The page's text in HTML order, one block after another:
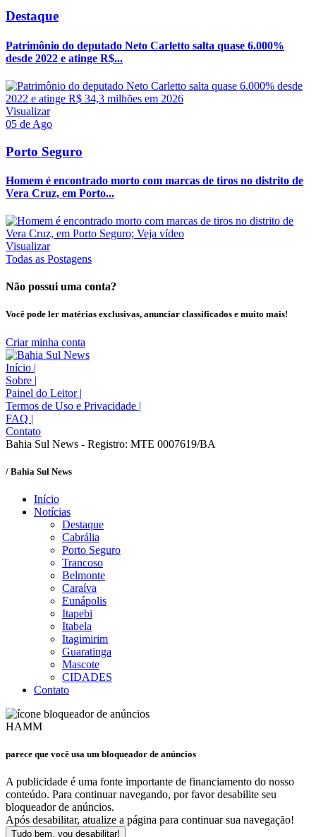
Destaque
Patrimônio do deputado Neto Carletto salta quase 6.000%
desde 2022 e atinge R$...
Visualizar
05 de Ago
Porto Seguro
Homem é encontrado morto com marcas de tiros no distrito de
Vera Cruz, em Porto...
Visualizar
Todas as Postagens
Não possui uma conta?
Você pode ler matérias exclusivas, anunciar classificados e muito mais!
Criar minha conta
Início |
Sobre |
Painel do Leitor |
Termos de Uso e Privacidade |
FAQ |
Contato
Bahia Sul News - Registro: MTE 0007619/BA
/ Bahia Sul News
Início
Notícias
Destaque
Cabrália
Porto Seguro
Trancoso
Belmonte
Caraíva
Eunápolis
Itapebi
Itabela
Itagimirim
Guaratinga
Mascote
CIDADES
Contato
HAMM
parece que você usa um bloqueador de anúncios
A publicidade é uma fonte importante de financiamento do nosso
conteúdo. Para continuar navegando, por favor desabilite seu
bloqueador de anúncios.
Após desabilitar, atualize a página para continuar sua navegação!
Tudo bem, vou desabilitar!